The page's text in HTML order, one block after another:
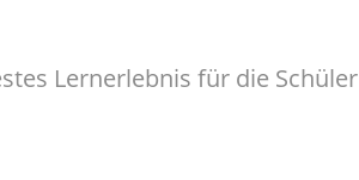
Lernerlebnis für die Schüler